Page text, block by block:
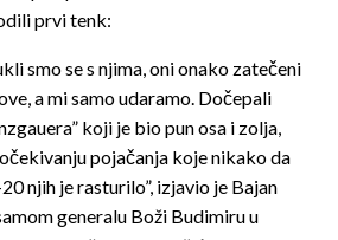
prvi tenk:
smo se s njima, oni onako zatečeni
a mi samo udaramo. Dočepali
koji je bio pun osa i zolja,
pojačanja koje nikako da
njih je rasturilo”, izjavio je Bajan
generalu Boži Budimiru u